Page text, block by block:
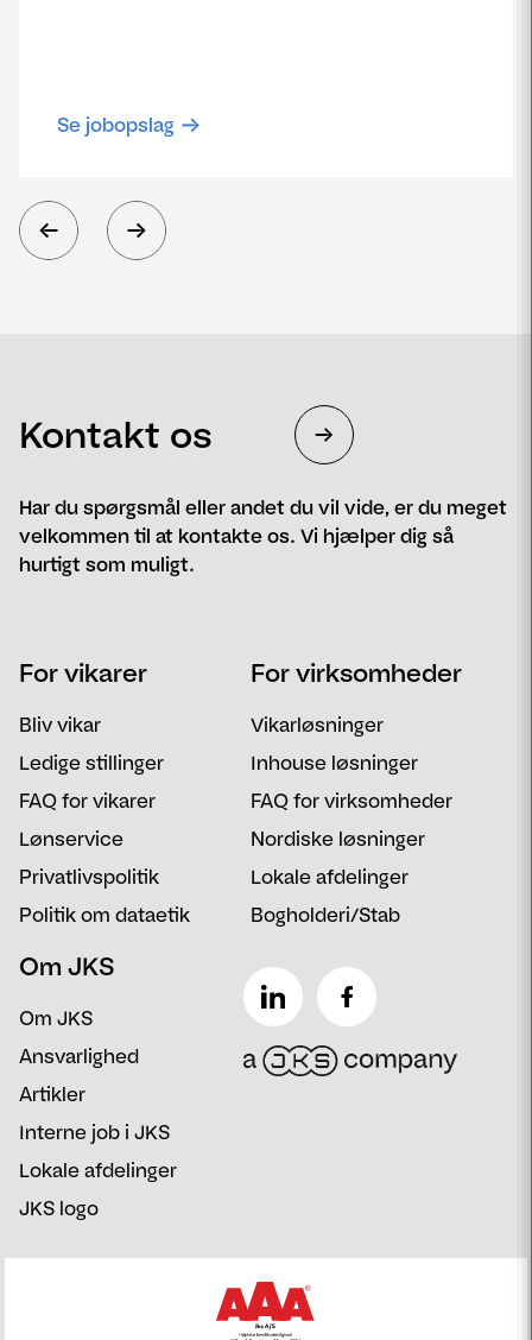
Se jobopslag
Kontakt os
Har du spørgsmål eller andet du vil vide, er du meget
velkommen til at kontakte os. Vi hjælper dig så
hurtigt som muligt.
Email Postnummer
For vikarer
Bliv vikar
Ledige stillinger
FAQ for vikarer
Lønservice
Privatlivspolitik
Politik om dataetik
For virksomheder
Vikarløsninger
Inhouse løsninger
FAQ for virksomheder
Nordiske løsninger
Lokale afdelinger
Bogholderi/Stab
Om JKS
Om JKS
Ansvarlighed
Artikler
Interne job i JKS
Lokale afdelinger
JKS logo